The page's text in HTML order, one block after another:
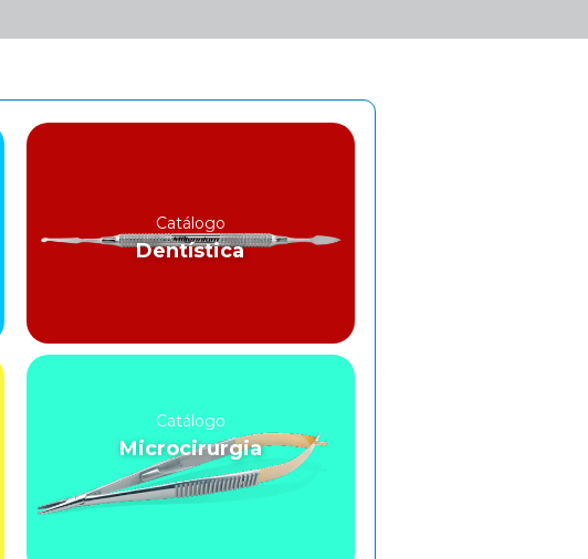
Catálogo
Dentística
Catálogo
Microcirurgia